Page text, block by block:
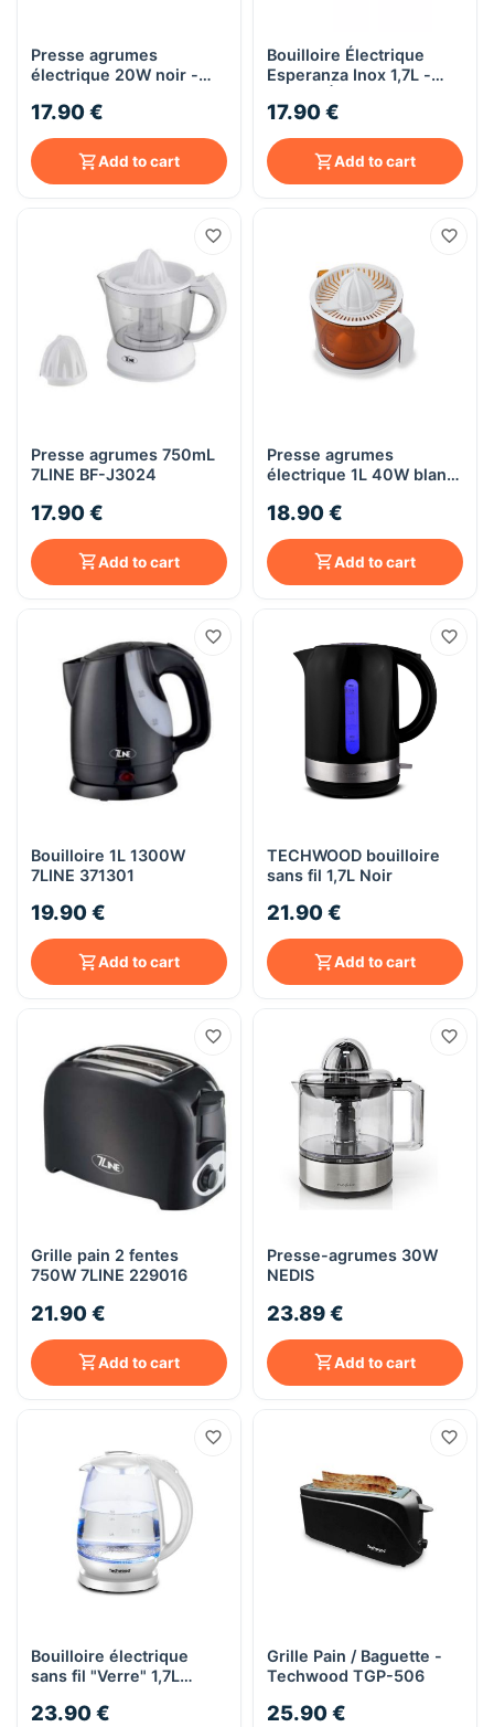
Presse agrumes
électrique 20W noir -
17.90 €
Add to cart
Bouilloire Électrique
Esperanza Inox 1,7L -
(Viktoria)
17.90 €
Add to cart
Presse agrumes 750mL
7LINE BF-J3024
17.90 €
Add to cart
Presse agrumes
électrique 1L 40W blanc
18.90 €
Add to cart
Bouilloire 1L 1300W
7LINE 371301
19.90 €
Add to cart
TECHWOOD bouilloire
sans fil 1,7L Noir
21.90 €
Add to cart
Grille pain 2 fentes
750W 7LINE 229016
21.90 €
Add to cart
Presse-agrumes 30W
NEDIS
23.89 €
Add to cart
Bouilloire électrique
sans fil "Verre" 1,7L
1701V
23.90 €
Grille Pain / Baguette -
Techwood TGP-506
25.90 €